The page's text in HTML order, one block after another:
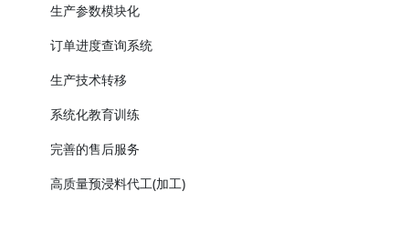
生产参数模块化
订单进度查询系统
生产技术转移
系统化教育训练
完善的售后服务
高质量预浸料代工(加工)